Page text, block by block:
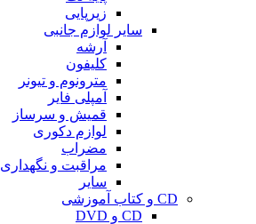
زیرپایی
سایر لوازم جانبی
آرشه
کلیفون
مترونوم و تیونر
آمپلی فایر
قمیش و سرساز
لوازم دکوری
مضراب
مراقبت و نگهداری
سایر
CD و کتاب آموزشی
CD و DVD